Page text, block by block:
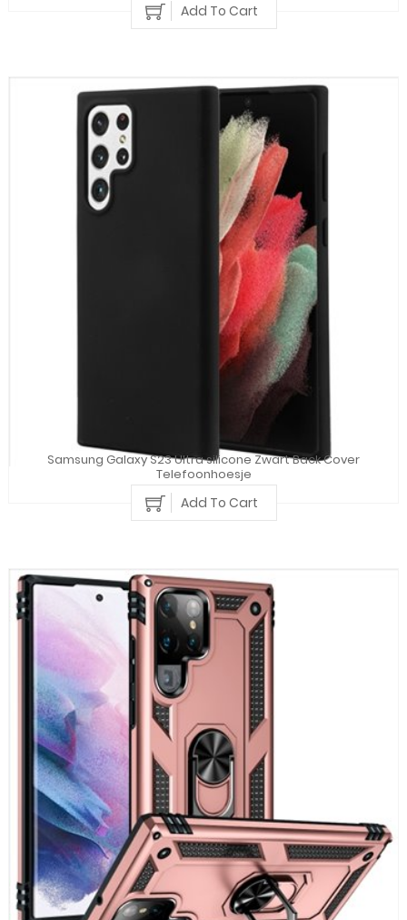
Add To Cart
Samsung Galaxy S23 Ultra silicone Zwart Back Cover
Telefoonhoesje
Add To Cart